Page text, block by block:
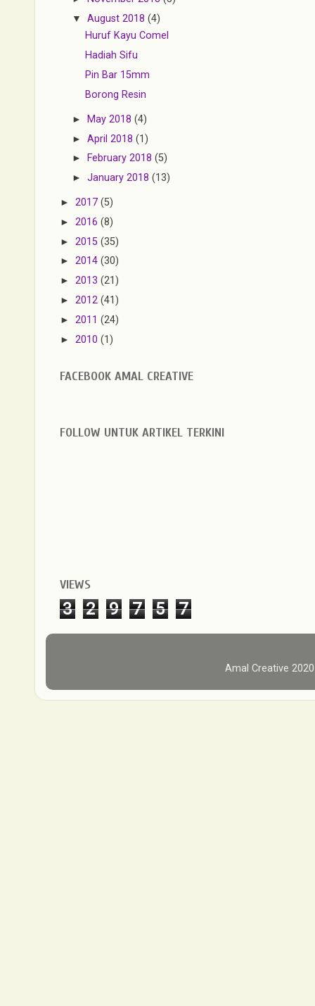
▼August 2018(4)
Huruf Kayu Comel
Hadiah Sifu
Pin Bar 15mm
Borong Resin
► May 2018(4)
►April 2018(1)
► February 2018(5)
►January 2018(13)
► 2017 (5)
► 2016 (8)
► 2015 (35)
► 2014 (30)
► 2013 (21)
► 2012 (41)
► 2011 (24)
► 2010 (1)
FACEBOOK AMAL CREATIVE
FOLLOW UNTUK ARTIKEL TERKINI
VIEWS
3 2 9 7 5 7
Amal Creative